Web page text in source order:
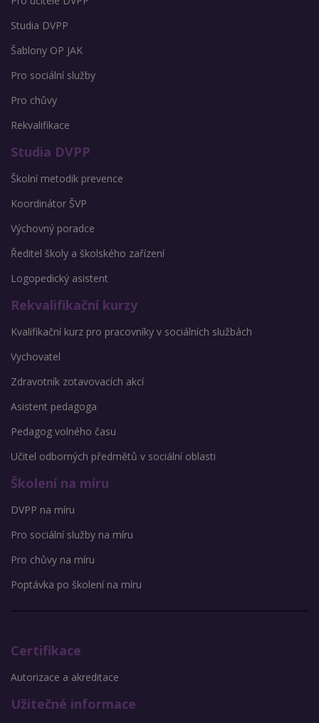
Studia DVPP
Šablony OP JAK
Pro sociální služby
Pro chůvy
Rekvalifikace
Studia DVPP
Školní metodik prevence
Koordinátor ŠVP
Výchovný poradce
Ředitel školy a školského zařízení
Logopedický asistent
Rekvalifikační kurzy
Kvalifikační kurz pro pracovníky v sociálních službách
Vychovatel
Zdravotník zotavovacích akcí
Asistent pedagoga
Pedagog volného času
Učitel odborných předmětů v sociální oblasti
Školení na míru
DVPP na míru
Pro sociální služby na míru
Pro chůvy na míru
Poptávka po školení na míru
Certifikace
Autorizace a akreditace
Užitečné informace